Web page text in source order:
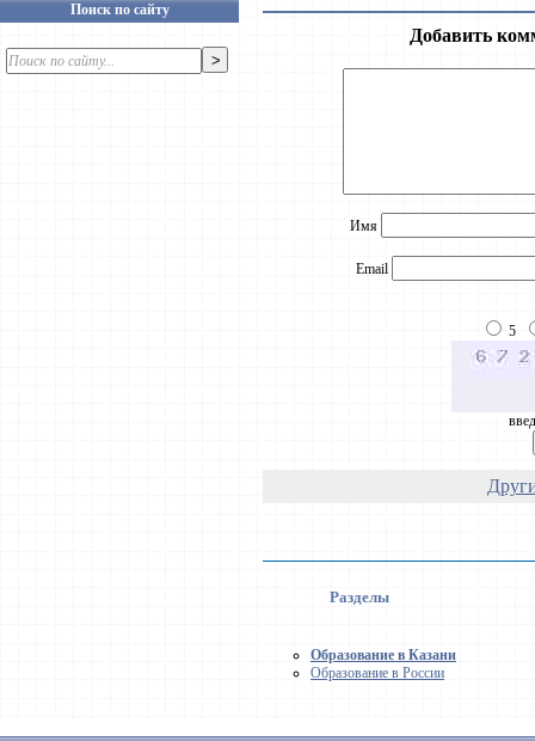
Поиск по сайту
Добавить
Имя
Email
5
Разделы
Образование в Казани
Образование в России